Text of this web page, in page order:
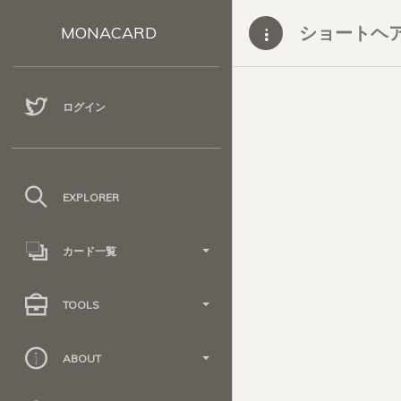
MONACARD
ログイン
EXPLORER
カード一覧
TOOLS
ABOUT
ショートヘ